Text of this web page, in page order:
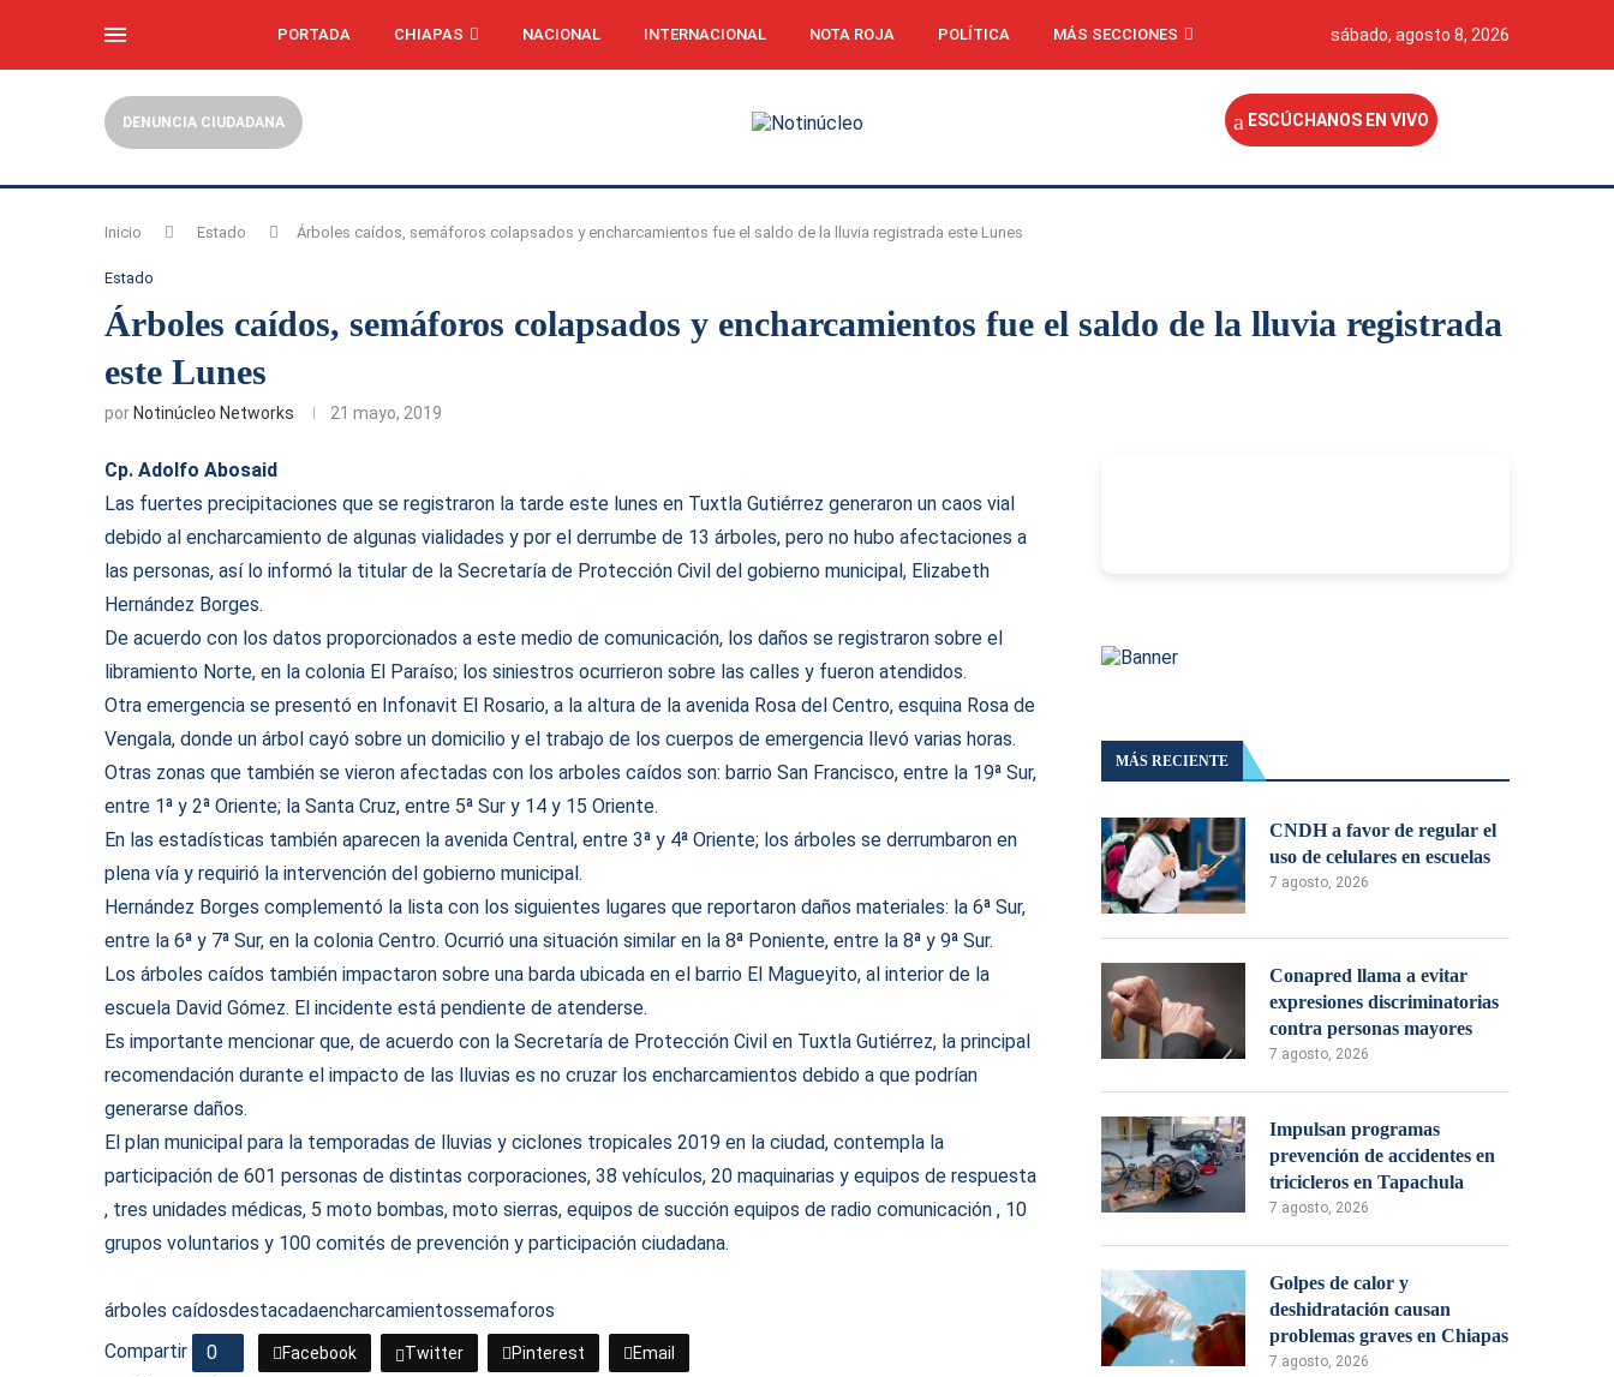
PORTADA CHIAPAS NACIONAL INTERNACIONAL NOTA ROJA POLÍTICA MÁS SECCIONES sábado, agosto 8, 2026
DENUNCIA CIUDADANA ESCÚCHANOS EN VIVO
Inicio Estado Árboles caídos, semáforos colapsados y encharcamientos fue el saldo de la lluvia registrada este Lunes
Estado
Árboles caídos, semáforos colapsados y encharcamientos fue el saldo de la lluvia registrada
este Lunes
por Notinúcleo Networks 21 mayo, 2019
Cp. Adolfo Abosaid
Las fuertes precipitaciones que se registraron la tarde este lunes en Tuxtla Gutiérrez generaron un caos vial
debido al encharcamiento de algunas vialidades y por el derrumbe de 13 árboles, pero no hubo afectaciones a
las personas, así lo informó la titular de la Secretaría de Protección Civil del gobierno municipal, Elizabeth
Hernández Borges.
De acuerdo con los datos proporcionados a este medio de comunicación, los daños se registraron sobre el
libramiento Norte, en la colonia El Paraíso; los siniestros ocurrieron sobre las calles y fueron atendidos.
Otra emergencia se presentó en Infonavit El Rosario, a la altura de la avenida Rosa del Centro, esquina Rosa de
Vengala, donde un árbol cayó sobre un domicilio y el trabajo de los cuerpos de emergencia llevó varias horas.
Otras zonas que también se vieron afectadas con los arboles caídos son: barrio San Francisco, entre la 19ª Sur,
entre 1ª y 2ª Oriente; la Santa Cruz, entre 5ª Sur y 14 y 15 Oriente.
En las estadísticas también aparecen la avenida Central, entre 3ª y 4ª Oriente; los árboles se derrumbaron en
plena vía y requirió la intervención del gobierno municipal.
Hernández Borges complementó la lista con los siguientes lugares que reportaron daños materiales: la 6ª Sur,
entre la 6ª y 7ª Sur, en la colonia Centro. Ocurrió una situación similar en la 8ª Poniente, entre la 8ª y 9ª Sur.
Los árboles caídos también impactaron sobre una barda ubicada en el barrio El Magueyito, al interior de la
escuela David Gómez. El incidente está pendiente de atenderse.
Es importante mencionar que, de acuerdo con la Secretaría de Protección Civil en Tuxtla Gutiérrez, la principal
recomendación durante el impacto de las lluvias es no cruzar los encharcamientos debido a que podrían
generarse daños.
El plan municipal para la temporadas de lluvias y ciclones tropicales 2019 en la ciudad, contempla la
participación de 601 personas de distintas corporaciones, 38 vehículos, 20 maquinarias y equipos de respuesta
, tres unidades médicas, 5 moto bombas, moto sierras, equipos de succión equipos de radio comunicación , 10
grupos voluntarios y 100 comités de prevención y participación ciudadana.
árboles caídosdestacadaencharcamientossemaforos
Compartir
0 Facebook Twitter Pinterest Email
MÁS RECIENTE
CNDH a favor de regular el
uso de celulares en escuelas
7 agosto, 2026
Conapred llama a evitar
expresiones discriminatorias
contra personas mayores
7 agosto, 2026
Impulsan programas
prevención de accidentes en
tricicleros en Tapachula
7 agosto, 2026
Golpes de calor y
deshidratación causan
problemas graves en Chiapas
7 agosto, 2026